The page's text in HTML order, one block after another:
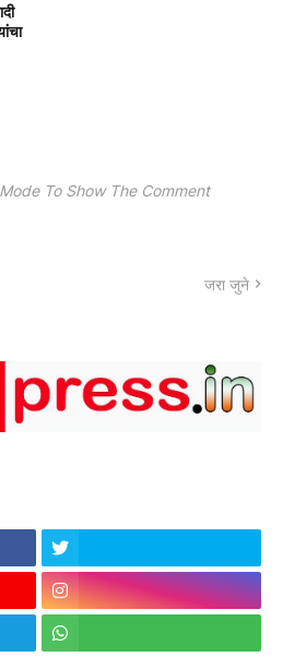
To Show The Comment
जरा जुने